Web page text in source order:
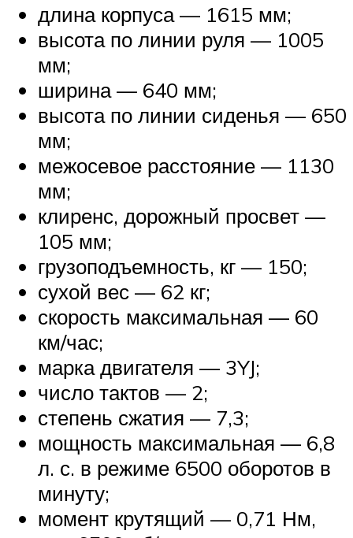
длина корпуса — 1615 мм;
высота по линии руля — 1005
мм;
ширина — 640 мм;
высота по линии сиденья — 650
мм;
межосевое расстояние — 1130
мм;
клиренс, дорожный просвет —
105 мм;
грузоподъемность, кг — 150;
сухой вес — 62 кг;
скорость максимальная — 60
км/час;
марка двигателя — 3YJ;
число тактов — 2;
степень сжатия — 7,3;
мощность максимальная — 6,8
л. с. в режиме 6500 оборотов в
минуту;
момент крутящий — 0,71 Нм,